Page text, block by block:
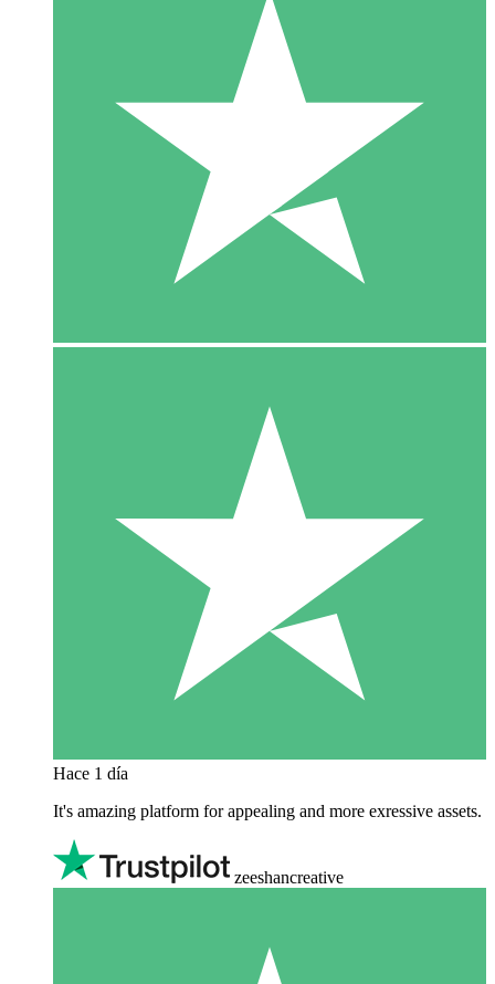
Hace 1 día
It's amazing platform for appealing and more exressive assets.
zeeshancreative